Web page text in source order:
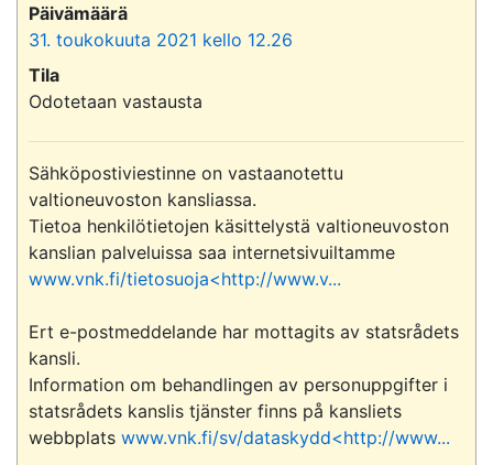
Päivämäärä
31. toukokuuta 2021 kello 12.26
Tila
Odotetaan vastausta
Sähköpostiviestinne on vastaanotettu
valtioneuvoston kansliassa.
Tietoa henkilötietojen käsittelystä valtioneuvoston
www.vnk.fi/tietosuoja<http://www.v...
Ert e-postmeddelande har mottagits av statsrådets
kansli.
Information om behandlingen av personuppgifter i
statsrådets kanslis tjänster finns på kansliets
webbplats www.vnk.fi/sv/dataskydd<http://www...